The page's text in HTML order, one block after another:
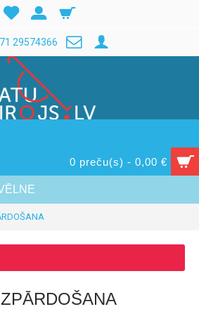
29574366
0 preču(s) - 0,00 €